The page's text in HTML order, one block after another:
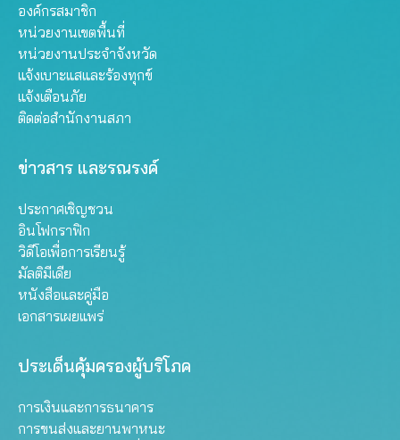
องค์กรสมาชิก
หน่วยงานเขตพื้นที่
หน่วยงานประจำจังหวัด
แจ้งเบาะแสและร้องทุกข์
แจ้งเตือนภัย
ติดต่อสำนักงานสภา
ข่าวสาร และรณรงค์
ประกาศเชิญชวน
อินโฟกราฟิก
วิดีโอเพื่อการเรียนรู้
มัลติมีเดีย
หนังสือและคู่มือ
เอกสารเผยแพร่
ประเด็นคุ้มครองผู้บริโภค
การเงินและการธนาคาร
การขนส่งและยานพาหนะ